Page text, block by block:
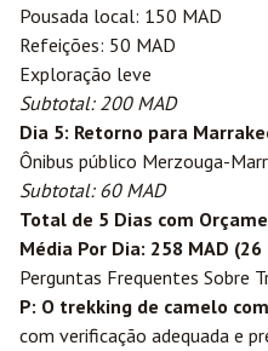
Pousada local: 150 MAD
Refeições: 50 MAD
Exploração leve
Subtotal: 200 MAD
Dia 5: Retorno para
Ônibus público Merzouga-
Subtotal: 60 MAD
Total de 5 Dias com
Média Por Dia: 258 MAD (26
Perguntas Frequentes Sobre
P: O trekking de camelo
com verificação adequada e